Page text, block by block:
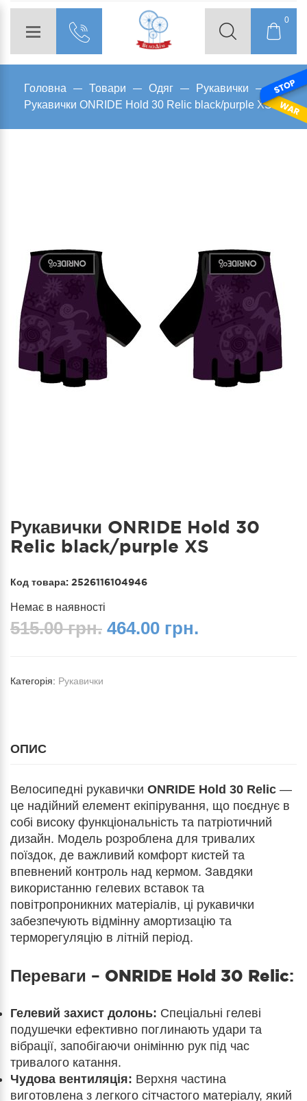
0
Головна Товари Одяг
Рукавички
Рукавички ONRIDE Hold 30 Relic black/purple XS
Рукавички ONRIDE Hold 30
Relic black/purple XS
Код товара: 2526116104946
Немає в наявності
515.00 грн. 464.00 грн.
Категорія: Рукавички
ОПИС
Велосипедні рукавички ONRIDE Hold 30 Relic —
це надійний елемент екіпірування, що поєднує в
собі високу функціональність та патріотичний
дизайн. Модель розроблена для тривалих
поїздок, де важливий комфорт кистей та
впевнений контроль над кермом. Завдяки
використанню гелевих вставок та
повітропроникних матеріалів, ці рукавички
забезпечують відмінну амортизацію та
терморегуляцію в літній період.
Переваги – ONRIDE Hold 30 Relic:
Гелевий захист долонь: Спеціальні гелеві
подушечки ефективно поглинають удари та
вібрації, запобігаючи онімінню рук під час
тривалого катання.
Чудова вентиляція: Верхня частина
виготовлена з легкого сітчастого матеріалу, який